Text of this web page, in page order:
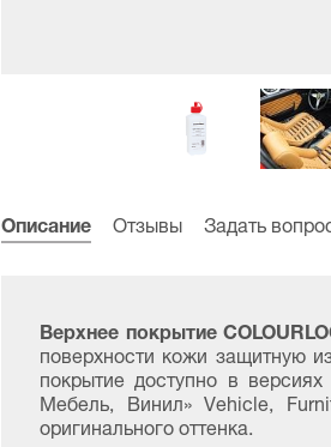
Описание Отзывы Задать
Верхнее покрытие
поверхности кожи защитную
покрытие доступно в
Мебель, Винил» Vehicle,
оригинального оттенка.